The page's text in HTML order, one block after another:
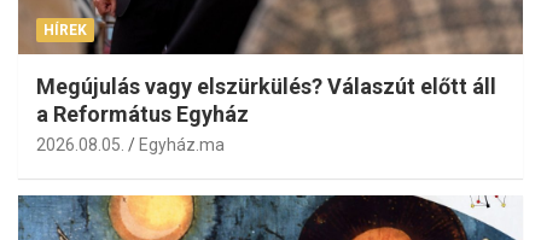
HÍREK
Megújulás vagy elszürkülés? Válaszút előtt áll
a Református Egyház
2026.08.05. Egyház.ma